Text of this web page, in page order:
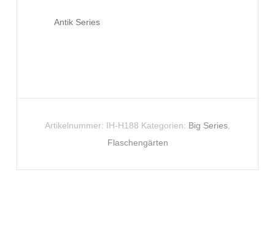
Antik Series
Artikelnummer: IH-H188 Kategorien: Big Series
Flaschengärten